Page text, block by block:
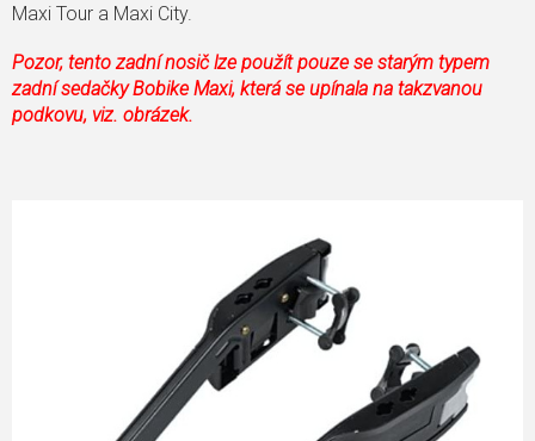
Maxi Tour a Maxi City.
Pozor, tento zadní nosič lze použít pouze se starým typem
zadní sedačky Bobike Maxi, která se upínala na takzvanou
podkovu, viz. obrázek.